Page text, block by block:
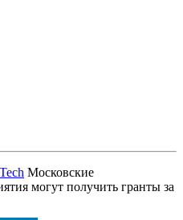
Московские
могут получить гранты за